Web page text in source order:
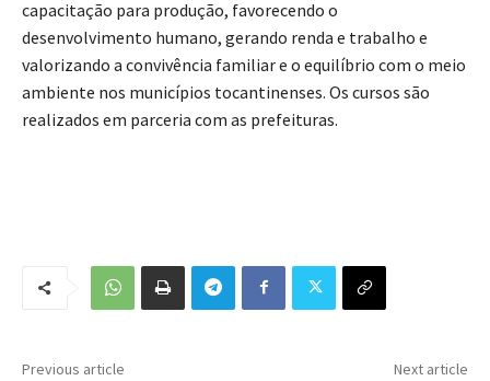
capacitação para produção, favorecendo o
desenvolvimento humano, gerando renda e trabalho e
valorizando a convivência familiar e o equilíbrio com o meio
ambiente nos municípios tocantinenses. Os cursos são
realizados em parceria com as prefeituras.
Previous article Next article